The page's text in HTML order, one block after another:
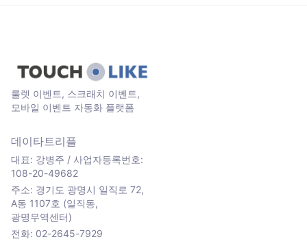
룰렛 이벤트, 스크래치 이벤트,
모바일 이벤트 자동화 플랫폼
데이타트리플
대표: 강병주 / 사업자등록번호:
108-20-49682
주소: 경기도 광명시 일직로 72,
A동 1107호 (일직동,
광명무역센터)
전화: 02-2645-7929